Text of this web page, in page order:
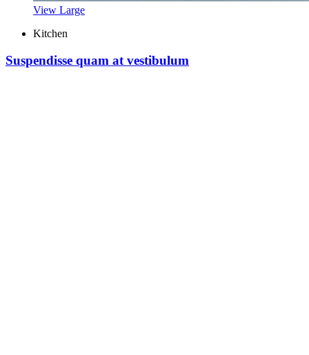
View Large
Kitchen
Suspendisse quam at vestibulum